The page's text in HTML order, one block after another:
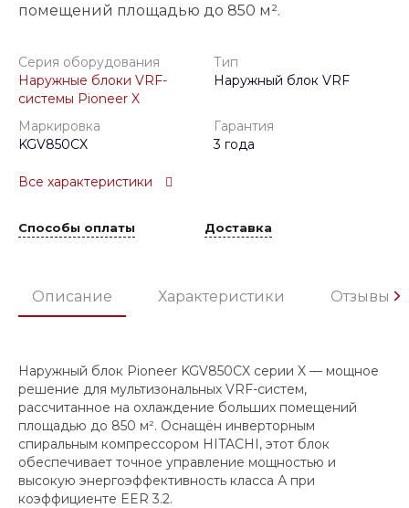
помещений площадью до 850 м².
Серия оборудования
Наружные блоки VRF-
системы Pioneer X
Тип
Наружный блок VRF
Маркировка
KGV850CX
Гарантия
3 года
Все характеристики
Способы оплаты Доставка
Описание Характеристики Отзывы
Наружный блок Pioneer KGV850CX серии X — мощное
решение для мультизональных VRF-систем,
рассчитанное на охлаждение больших помещений
площадью до 850 м². Оснащён инверторным
спиральным компрессором HITACHI, этот блок
обеспечивает точное управление мощностью и
высокую энергоэффективность класса А при
коэффициенте EER 3.2.